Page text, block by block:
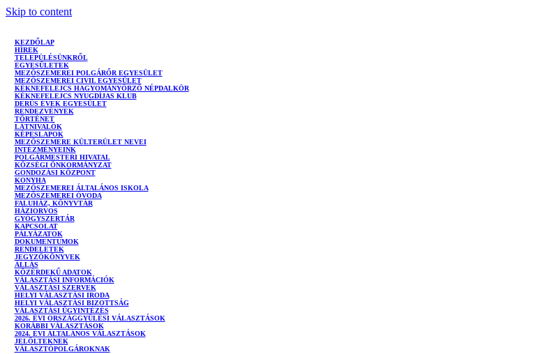
Skip to content
KEZDŐLAP
HÍREK
TELEPÜLÉSÜNKRŐL
EGYESÜLETEK
MEZŐSZEMEREI POLGÁRŐR EGYESÜLET
MEZŐSZEMEREI CIVIL EGYESÜLET
KÉKNEFELEJCS HAGYOMÁNYŐRZŐ NÉPDALKÖR
KÉKNEFELEJCS NYUGDÍJAS KLUB
DERŰS ÉVEK EGYESÜLET
RENDEZVÉNYEK
TÖRTÉNET
LÁTNIVALÓK
KÉPESLAPOK
MEZŐSZEMERE KÜLTERÜLET NEVEI
INTÉZMÉNYEINK
POLGÁRMESTERI HIVATAL
KÖZSÉGI ÖNKORMÁNYZAT
GONDOZÁSI KÖZPONT
KONYHA
MEZŐSZEMEREI ÁLTALÁNOS ISKOLA
MEZŐSZEMEREI ÓVODA
FALUHÁZ, KÖNYVTÁR
HÁZIORVOS
GYÓGYSZERTÁR
KAPCSOLAT
PÁLYÁZATOK
DOKUMENTUMOK
RENDELETEK
JEGYZŐKÖNYVEK
ÁLLÁS
KÖZÉRDEKŰ ADATOK
VÁLASZTÁSI INFORMÁCIÓK
VÁLASZTÁSI SZERVEK
HELYI VÁLASZTÁSI IRODA
HELYI VÁLASZTÁSI BIZOTTSÁG
VÁLASZTÁSI ÜGYINTÉZÉS
2026. ÉVI ORSZÁGGYŰLÉSI VÁLASZTÁSOK
KORÁBBI VÁLASZTÁSOK
2024. ÉVI ÁLTALÁNOS VÁLASZTÁSOK
JELÖLTEKNEK
VÁLASZTÓPOLGÁROKNAK